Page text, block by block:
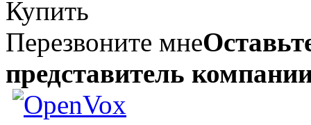
Купить
Перезвоните мне
представитель